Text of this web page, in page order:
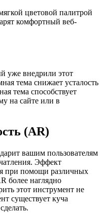
цветовой палитрой
комфортный веб-
уже внедрили этот
тема снижает усталость
тема способствует
на сайте или в
(AR)
вашим пользователям
Эффект
при помощи различных
более наглядно
этот инструмент не
существует куча